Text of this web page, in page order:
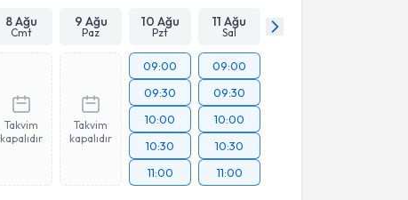
8 Ağu
Cmt
9 Ağu
Paz
10 Ağu
Pzt
11 Ağu
Sal
Takvim
kapalıdır
Takvim
kapalıdır
09:00
09:30
10:00
10:30
11:00
09:00
09:30
10:00
10:30
11:00